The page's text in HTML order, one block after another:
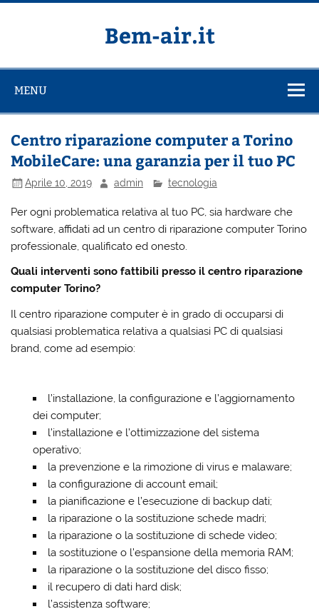
Salta
Bem-air.it
MENU
Centro riparazione computer a Torino
MobileCare: una garanzia per il tuo PC
Aprile 10, 2019 admin tecnologia
Per ogni problematica relativa al tuo PC, sia hardware che
software, affidati ad un centro di riparazione computer Torino
professionale, qualificato ed onesto.
Quali interventi sono fattibili presso il centro riparazione
computer Torino?
Il centro riparazione computer è in grado di occuparsi di
qualsiasi problematica relativa a qualsiasi PC di qualsiasi
brand, come ad esempio:
l’installazione, la configurazione e l’aggiornamento
dei computer;
l’installazione e l’ottimizzazione del sistema
operativo;
la prevenzione e la rimozione di virus e malaware;
la configurazione di account email;
la pianificazione e l’esecuzione di backup dati;
la riparazione o la sostituzione schede madri;
la riparazione o la sostituzione di schede video;
la sostituzione o l’espansione della memoria RAM;
la riparazione o la sostituzione del disco fisso;
il recupero di dati hard disk;
l’assistenza software;